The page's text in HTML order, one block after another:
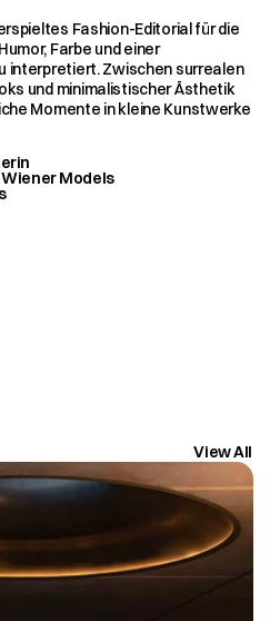
Fashion-Editorial für die
Farbe und einer
interpretiert. Zwischen surrealen
und minimalistischer Ästhetik
Momente in kleine Kunstwerke
Models
View All